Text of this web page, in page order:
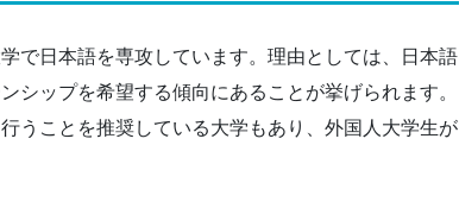
で日本語を専攻しています。理由としては、日本語
シップを希望する傾向にあることが挙げられます。
うことを推奨している大学もあり、外国人大学生が